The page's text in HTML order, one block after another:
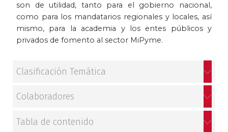
son de utilidad, tanto para el gobierno nacional,
como para los mandatarios regionales y locales, así
mismo, para la academia y los entes públicos y
privados de fomento al sector MiPyme.
Clasificación Temática
Colaboradores
Tabla de contenido